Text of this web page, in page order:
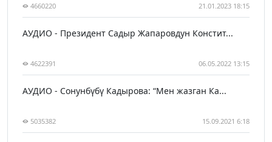
4660220 21.01.2023 18:15
АУДИО - Президент Садыр Жапаровдун Констит...
4622391 06.05.2022 13:15
АУДИО - Сонунбүбү Кадырова: “Мен жазган Ка...
5035382 15.09.2021 6:18